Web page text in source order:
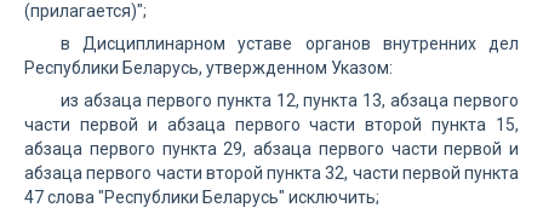
(прилагается)";
в Дисциплинарном уставе органов внутренних дел
Республики Беларусь, утвержденном Указом:
из абзаца первого пункта 12, пункта 13, абзаца первого
части первой и абзаца первого части второй пункта 15,
абзаца первого пункта 29, абзаца первого части первой и
абзаца первого части второй пункта 32, части первой пункта
47 слова "Республики Беларусь" исключить;